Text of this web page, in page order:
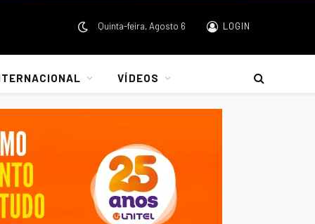
Quinta-feira, Agosto 6 LOGIN
VÍDEOS